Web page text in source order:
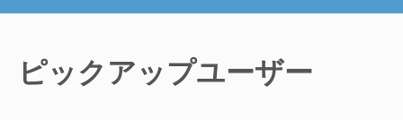
ピックアップユーザー